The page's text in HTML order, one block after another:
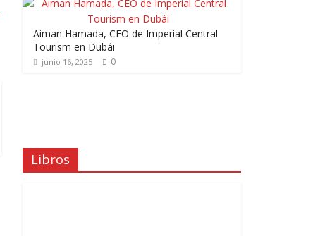
Aiman Hamada, CEO de Imperial Central
Tourism en Dubái
junio 16, 2025 0
Libros